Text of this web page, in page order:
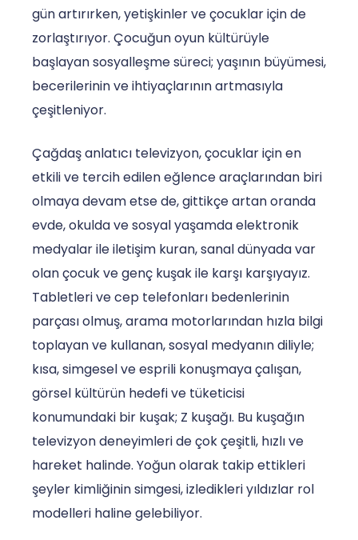
gün artırırken, yetişkinler ve çocuklar için de
zorlaştırıyor. Çocuğun oyun kültürüyle
başlayan sosyalleşme süreci; yaşının büyümesi,
becerilerinin ve ihtiyaçlarının artmasıyla
çeşitleniyor.
Çağdaş anlatıcı televizyon, çocuklar için en
etkili ve tercih edilen eğlence araçlarından biri
olmaya devam etse de, gittikçe artan oranda
evde, okulda ve sosyal yaşamda elektronik
medyalar ile iletişim kuran, sanal dünyada var
olan çocuk ve genç kuşak ile karşı karşıyayız.
Tabletleri ve cep telefonları bedenlerinin
parçası olmuş, arama motorlarından hızla bilgi
toplayan ve kullanan, sosyal medyanın diliyle;
kısa, simgesel ve esprili konuşmaya çalışan,
görsel kültürün hedefi ve tüketicisi
konumundaki bir kuşak; Z kuşağı. Bu kuşağın
televizyon deneyimleri de çok çeşitli, hızlı ve
hareket halinde. Yoğun olarak takip ettikleri
şeyler kimliğinin simgesi, izledikleri yıldızlar rol
modelleri haline gelebiliyor.